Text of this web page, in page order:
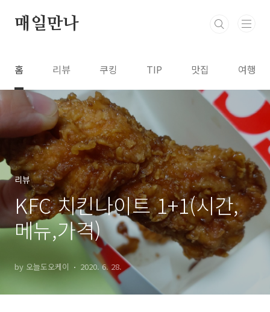
매일만나
홈 리뷰 쿠킹 TIP 맛집 여행
리뷰
KFC 치킨나이트 1+1(시간,
메뉴,가격)
by 오늘도오케이 2020. 6. 28.